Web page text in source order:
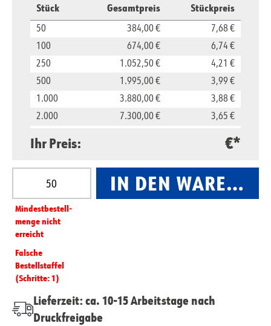
Stück Gesamtpreis Stückpreis
50 384,00 €
7,68 €
100
674,00 €
6,74 €
250
1.052,50 €
4,21 €
500
1.995,00 €
3,99 €
1.000
3.880,00 €
3,88 €
2.000
7.300,00 €
3,65 €
2,98 €
Ihr Preis: €*
Produkt Anzahl: Gib den gewünschten Wert ein
Mindest­­bestell­­
menge nicht
erreicht
Falsche
Bestellstaffel
(Schritte: 1)
IN DEN
Lieferzeit: ca. 10-15 Arbeitstage nach
Druckfreigabe